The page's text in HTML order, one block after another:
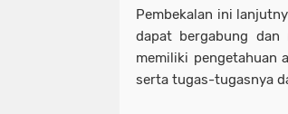
Pembekalan ini
dapat bergabung dan
memiliki pengetahuan
serta tugas-tugasnya